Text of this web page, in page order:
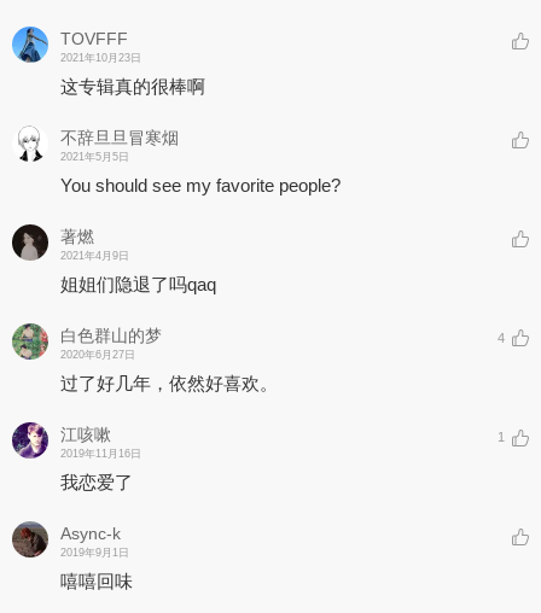
TOVFFF
2021年10月23日
这专辑真的很棒啊
不辞旦旦冒寒烟
2021年5月5日
You should see my favorite people?
著燃
2021年4月9日
姐姐们隐退了吗qaq
白色群山的梦
2020年6月27日
4
过了好几年，依然好喜欢。
江咳嗽
2019年11月16日
1
我恋爱了
Async-k
2019年9月1日
嘻嘻回味